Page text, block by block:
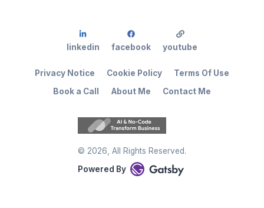
© 2026 , All Rights Reserved.
Powered By
Book a Call About Me Contact Me
Privacy Notice Cookie Policy Terms Of Use
linkedin facebook youtube